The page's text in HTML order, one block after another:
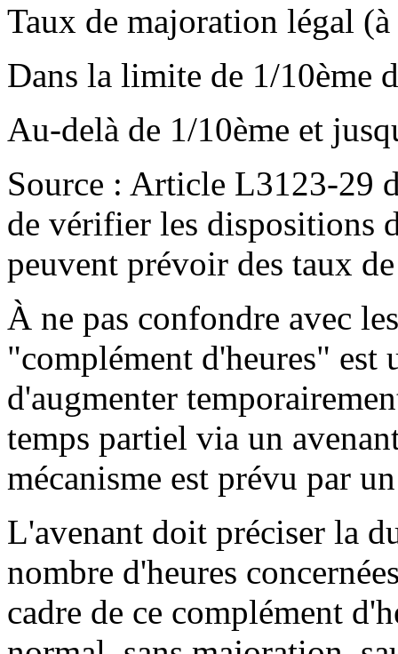
Taux de majoration légal
Dans la limite de 1/10ème
Au-delà de 1/10ème et
Source : Article L3123-29
de vérifier les dispositions
peuvent prévoir des taux
À ne pas confondre avec
"complément d'heures"
d'augmenter
temps partiel via un
mécanisme est prévu par
L'avenant doit préciser la
nombre d'heures
cadre de ce complément